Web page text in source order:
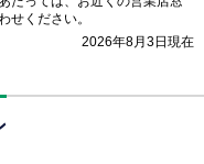
せください。
2026年8月3日現在